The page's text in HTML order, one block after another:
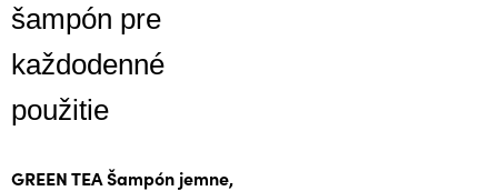
šampón pre
každodenné
použitie
GREEN TEA Šampón jemne,